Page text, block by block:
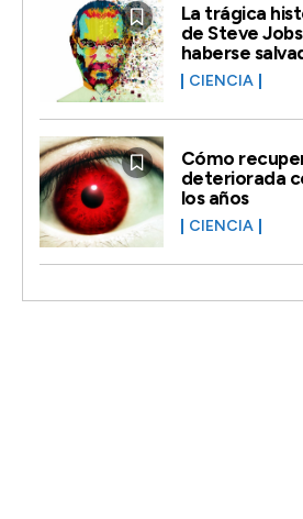
La trágica
de Steve
haberse
CIENCIA
Cómo
deteriorada
los años
CIENCIA